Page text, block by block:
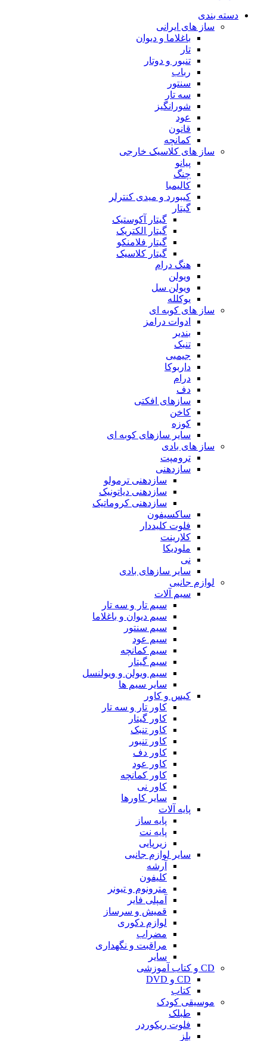
دسته بندی
ساز های ایرانی
باغلاما و دیوان
تار
تنبور و دوتار
رباب
سنتور
سه تار
شورانگیز
عود
قانون
کمانچه
ساز های کلاسیک خارجی
پیانو
چنگ
کالیمبا
کیبورد و میدی کنترلر
گیتار
گیتار آکوستیک
گیتار الکتریک
گیتار فلامنکو
گیتار کلاسیک
هنگ درام
ویولن
ویولن سل
یوکلله
ساز های کوبه ای
ادوات درامز
بندیر
تنبک
جیمبی
داربوکا
درام
دف
سازهای افکتی
کاخن
کوزه
سایر سازهای کوبه ای
ساز های بادی
ترومپت
سازدهنی
سازدهنی ترمولو
سازدهنی دیاتونیک
سازدهنی کروماتیک
ساکسیفون
فلوت کلیددار
کلارینت
ملودیکا
نی
سایر سازهای بادی
لوازم جانبی
سیم آلات
سیم تار و سه تار
سیم دیوان و باغلاما
سیم سنتور
سیم عود
سیم کمانچه
سیم گیتار
سیم ویولن و ویولنسل
سایر سیم ها
کیس و کاور
کاور تار و سه تار
کاور گیتار
کاور تنبک
کاور تنبور
کاور دف
کاور عود
کاور کمانچه
کاور نی
سایر کاورها
پایه آلات
پایه ساز
پایه نت
زیرپایی
سایر لوازم جانبی
آرشه
کلیفون
مترونوم و تیونر
آمپلی فایر
قمیش و سرساز
لوازم دکوری
مضراب
مراقبت و نگهداری
سایر
CD و کتاب آموزشی
CD و DVD
کتاب
موسیقی کودک
طبلک
فلوت ریکوردر
بلز